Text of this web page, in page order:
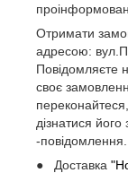
Отримати
адресою:
Повідомляєте
своє
дізнатися
-повідомлення.
● Доставка